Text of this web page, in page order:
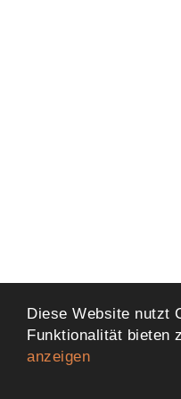
Diese Website nutzt
Funktionalität bieten
anzeigen